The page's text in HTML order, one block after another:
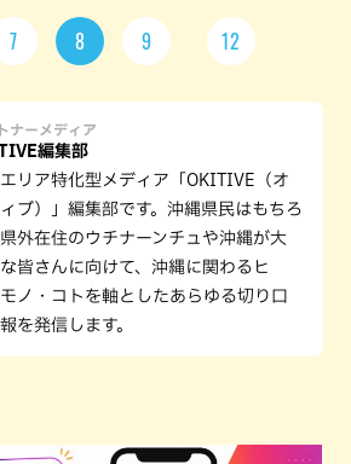
7 8 9 12
ナーメディア
編集部
リア特化型メディア「OKITIVE（オ
ブ）」編集部です。沖縄県民はもちろ
外在住のウチナーンチュや沖縄が大
皆さんに向けて、沖縄に関わるヒ
モノ・コトを軸としたあらゆる切り口
を発信します。